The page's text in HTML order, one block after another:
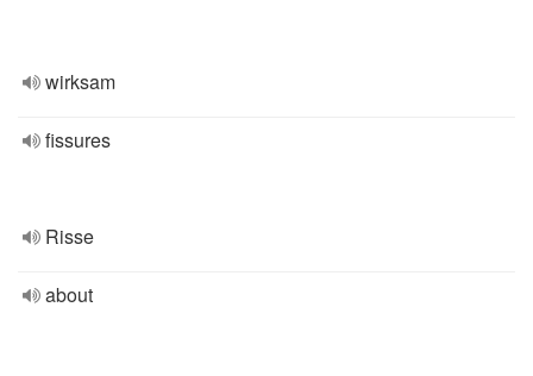
wirksam
fissures
Risse
about